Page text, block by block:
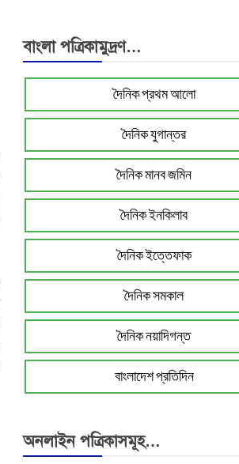
বাংলা পত্রিকামুদ্রণ…
দৈনিক প্রথম আলো
দৈনিক যুগান্তর
দৈনিক মানব জমিন
দৈনিক ইনকিলাব
দৈনিক ইত্তেফাক
দৈনিক সমকাল
দৈনিক নয়াদিগন্ত
বাংলাদেশ প্রতিদিন
অনলাইন পত্রিকাসমূহ…